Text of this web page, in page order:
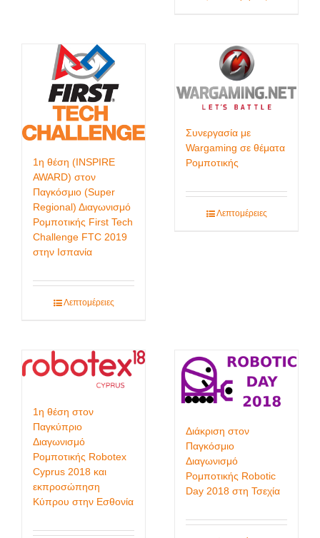
1η θέση (INSPIRE
AWARD) στον
Παγκόσμιο (Super
Regional) Διαγωνισμό
Ρομποτικής First Tech
Challenge FTC 2019
στην Ισπανία
Λεπτομέρειες
Συνεργασία με
Wargaming σε θέματα
Ρομποτικής
Λεπτομέρειες
1η θέση στον
Παγκύπριο
Διαγωνισμό
Ρομποτικής Robotex
Cyprus 2018 και
εκπροσώπηση
Κύπρου στην Εσθονία
Διάκριση στον
Παγκόσμιο
Διαγωνισμό
Ρομποτικής Robotic
Day 2018 στη Τσεχία